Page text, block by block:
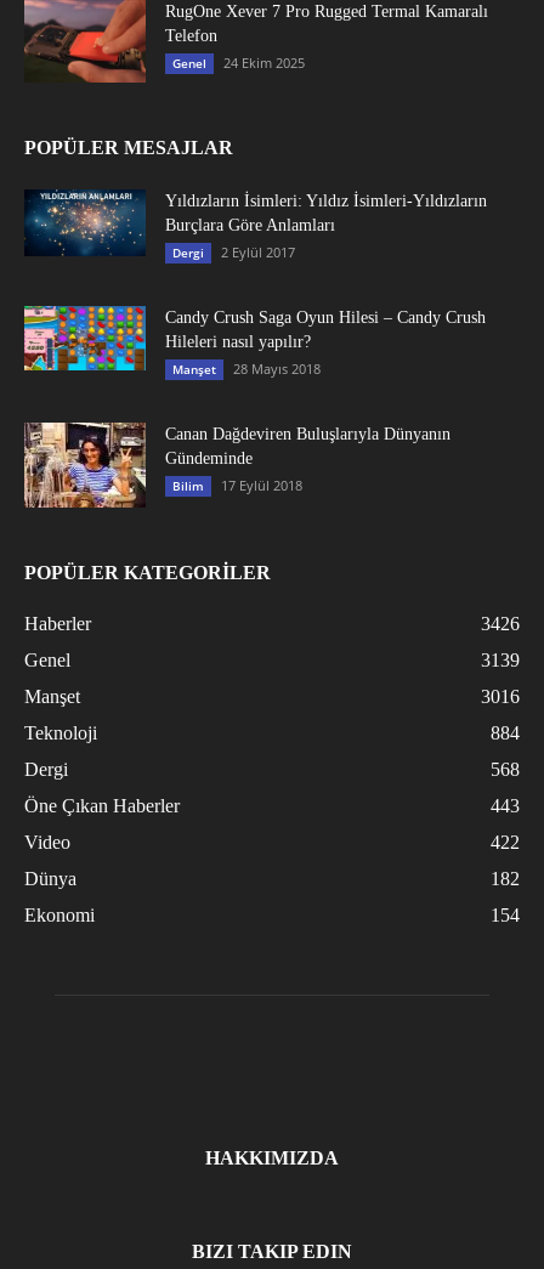
RugOne Xever 7 Pro Rugged Termal Kamaralı
Telefon
Genel 24 Ekim 2025
POPÜLER MESAJLAR
Yıldızların İsimleri: Yıldız İsimleri-Yıldızların
Burçlara Göre Anlamları
Dergi 2 Eylül 2017
Candy Crush Saga Oyun Hilesi – Candy Crush
Hileleri nasıl yapılır?
Manşet 28 Mayıs 2018
Canan Dağdeviren Buluşlarıyla Dünyanın
Gündeminde
Bilim 17 Eylül 2018
POPÜLER KATEGORİLER
Haberler
3426
Genel
3139
Manşet
3016
Teknoloji
884
Dergi
568
Öne Çıkan Haberler
443
Video
422
Dünya
182
Ekonomi
154
HAKKIMIZDA
BIZI TAKIP EDIN